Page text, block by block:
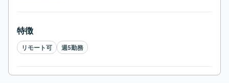
特徴
リモート可 週5勤務